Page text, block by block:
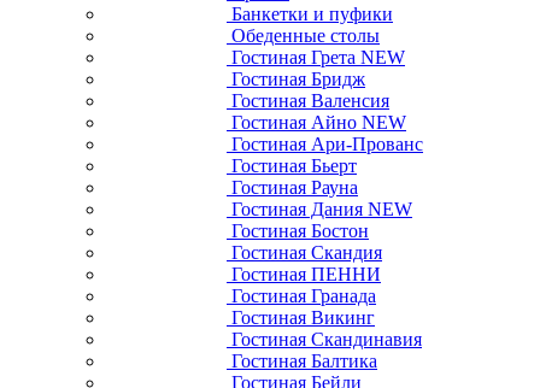
Банкетки и пуфики
Обеденные столы
Гостиная Грета NEW
Гостиная Бридж
Гостиная Валенсия
Гостиная Айно NEW
Гостиная Ари-Прованс
Гостиная Бьерт
Гостиная Рауна
Гостиная Дания NEW
Гостиная Бостон
Гостиная Скандия
Гостиная ПЕННИ
Гостиная Гранада
Гостиная Викинг
Гостиная Скандинавия
Гостиная Балтика
Гостиная Бейли